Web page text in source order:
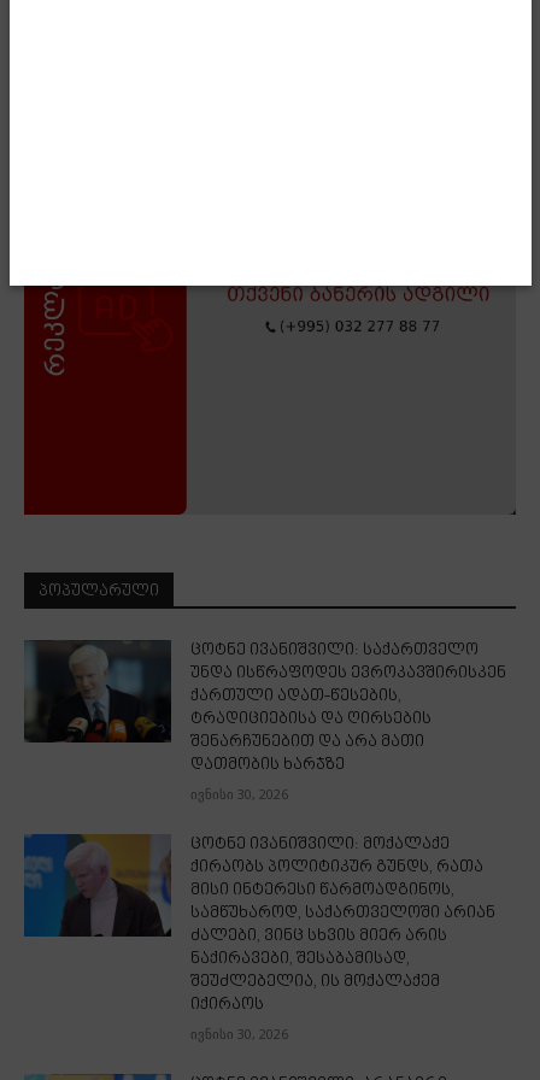
ᲞᲝᲞᲣᲚᲐᲠᲣᲚᲘ
ცოტნე ივანიშვილი: საქართველო
უნდა ისწრაფოდეს ევროკავშირისკენ
ქართული ადათ-წესების,
ტრადიციებისა და ღირსების
შენარჩუნებით და არა მათი
დათმობის ხარჯზე
ივნისი 30, 2026
ცოტნე ივანიშვილი: მოქალაქე
ქირაობს პოლიტიკურ გუნდს, რათა
მისი ინტერესი წარმოადგინოს,
სამწუხაროდ, საქართველოში არიან
ძალები, ვინც სხვის მიერ არის
ნაქირავები, შესაბამისად,
შეუძლებელია, ის მოქალაქემ
იქირაოს
ივნისი 30, 2026